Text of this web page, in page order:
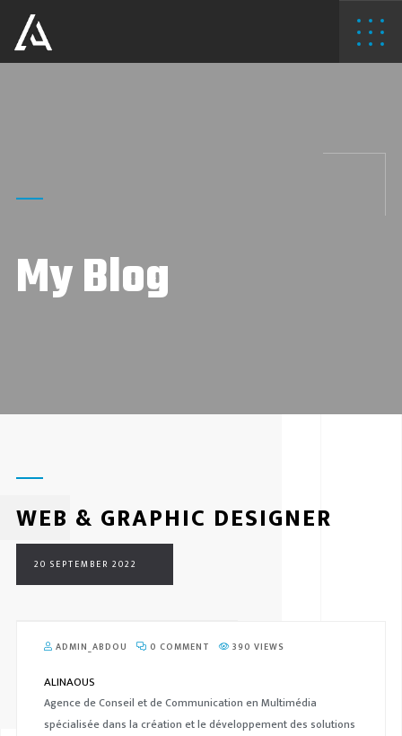
My Blog
WEB & GRAPHIC DESIGNER
20 SEPTEMBER 2022
ADMIN_ABDOU 0 COMMENT 390 VIEWS
ALINAOUS
Agence de Conseil et de Communication en Multimédia
spécialisée dans la création et le développement des solutions